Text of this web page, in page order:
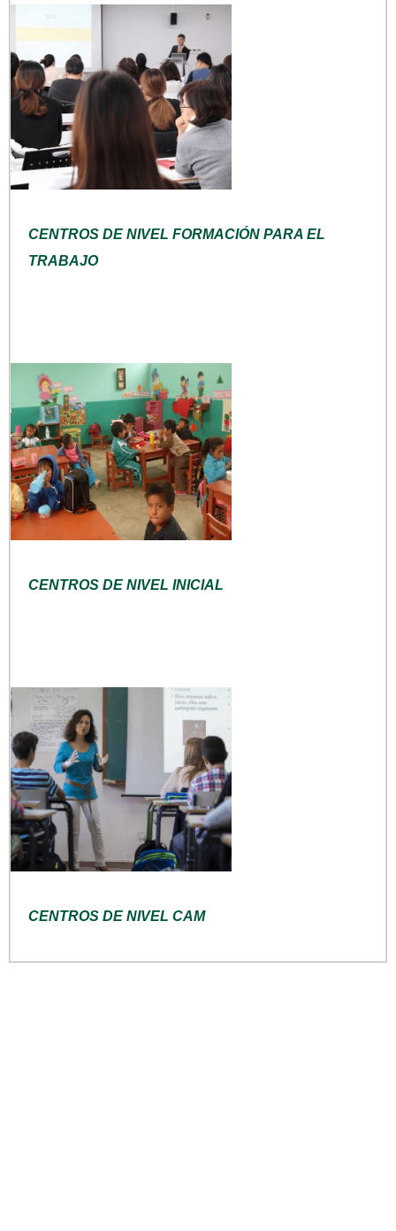
CENTROS DE NIVEL FORMACIÓN PARA EL
TRABAJO
CENTROS DE NIVEL INICIAL
CENTROS DE NIVEL CAM